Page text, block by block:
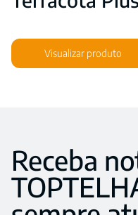
Visualizar produto
Receba